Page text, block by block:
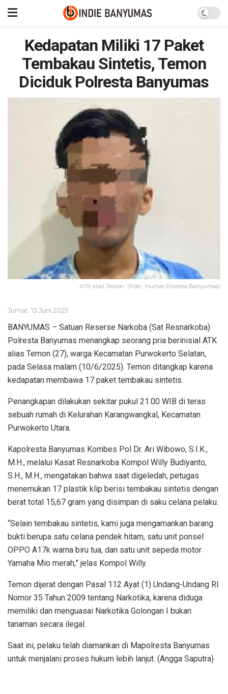
Kedapatan Miliki 17 Paket
Tembakau Sintetis, Temon
Diciduk Polresta Banyumas
ATK alias Temon. (Foto : Humas Polresta Banyumas)
Jumat, 13 Juni 2025
BANYUMAS – Satuan Reserse Narkoba (Sat Resnarkoba)
Polresta Banyumas menangkap seorang pria berinisial ATK
alias Temon (27), warga Kecamatan Purwokerto Selatan,
pada Selasa malam (10/6/2025). Temon ditangkap karena
kedapatan membawa 17 paket tembakau sintetis.
Penangkapan dilakukan sekitar pukul 21.00 WIB di teras
sebuah rumah di Kelurahan Karangwangkal, Kecamatan
Purwokerto Utara.
Kapolresta Banyumas Kombes Pol Dr. Ari Wibowo, S.I.K.,
M.H., melalui Kasat Resnarkoba Kompol Willy Budiyanto,
S.H., M.H., mengatakan bahwa saat digeledah, petugas
menemukan 17 plastik klip berisi tembakau sintetis dengan
berat total 15,67 gram yang disimpan di saku celana pelaku.
“Selain tembakau sintetis, kami juga mengamankan barang
bukti berupa satu celana pendek hitam, satu unit ponsel
OPPO A17k warna biru tua, dan satu unit sepeda motor
Yamaha Mio merah,” jelas Kompol Willy.
Temon dijerat dengan Pasal 112 Ayat (1) Undang-Undang RI
Nomor 35 Tahun 2009 tentang Narkotika, karena diduga
memiliki dan menguasai Narkotika Golongan I bukan
tanaman secara ilegal.
Saat ini, pelaku telah diamankan di Mapolresta Banyumas
untuk menjalani proses hukum lebih lanjut. (Angga Saputra)